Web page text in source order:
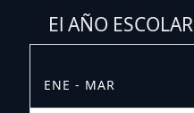
El AÑO ESCOLAR
ENE - MAR